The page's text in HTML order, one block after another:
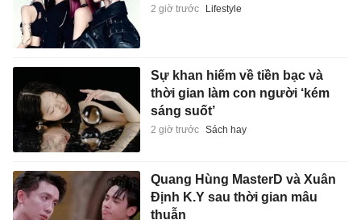
2 giờ trước Lifestyle
Sự khan hiếm về tiền bạc và
thời gian làm con người ‘kém
sáng suốt’
2 giờ trước Sách hay
Quang Hùng MasterD và Xuân
Định K.Y sau thời gian mâu
thuẫn